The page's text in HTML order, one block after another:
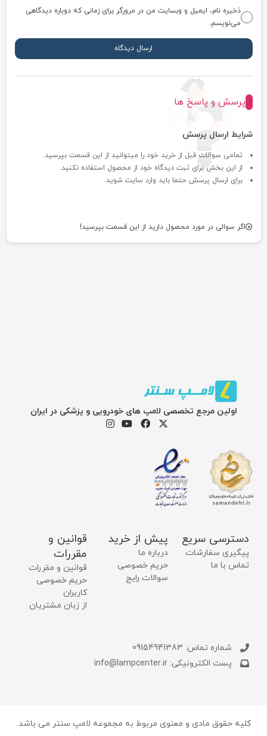
ذخیره نام، ایمیل و وبسایت من در مرورگر برای زمانی که دوباره دیدگاهی
می‌نویسم.
پرسش و پاسخ ها
شرایط ارسال پرسش
تمامی سوالات قبل از خرید خود را میتوانید از این قسمت بپرسید.
از این بخش برای ثبت دیدگاه خود از محصول استفاده نکنید.
برای ارسال پرسش حتما باید وارد سایت شوید.
اگر سوالی در مورد محصول دارید از این قسمت بپرسید!
اولین مرجع تخصصی لامپ های خودرویی و پزشکی در ایران
دسترسی سریع
پیگیری سفارشات
تماس با ما
پیش از خرید
درباره ما
حریم خصوصی
سوالات رایج
قوانین و
مقررات
قوانین و مقررات
حریم خصوصی
کاربران
از زبان مشتریان
شماره تماس: 09154941383
پست الکترونیکی: info@lampcenter.ir
کلیه حقوق مادی و معنوی مربوط به مجموعه لامپ سنتر می باشد.